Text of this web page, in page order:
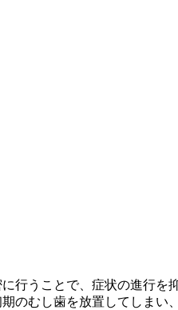
行うことで、症状の進行
のむし歯を放置してしま